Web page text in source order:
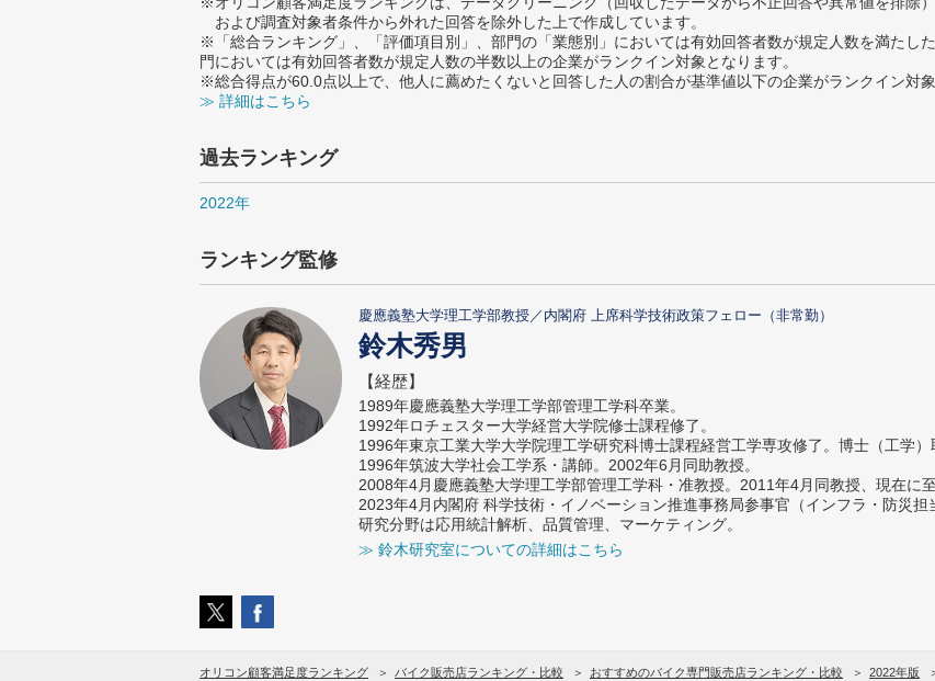
および調査対象者条件から外れた回答を除外した上で作成しています。
※「総合ランキング」、「評価項目別」、部門の「業態別」においては有効回答者数が規定人数を満たし
門においては有効回答者数が規定人数の半数以上の企業がランクイン対象となります。
※総合得点が60.0点以上で、他人に薦めたくないと回答した人の割合が基準値以下の企業がランクイン対象
≫ 詳細はこちら
過去ランキング
2022年
ランキング監修
慶應義塾大学理工学部教授／内閣府 上席科学技術政策フェロー（非常勤）
鈴木秀男
【経歴】
1989年慶應義塾大学理工学部管理工学科卒業。
1992年ロチェスター大学経営大学院修士課程修了。
1996年東京工業大学大学院理工学研究科博士課程経営工学専攻修了。博士（工学）
1996年筑波大学社会工学系・講師。2002年6月同助教授。
2008年4月慶應義塾大学理工学部管理工学科・准教授。2011年4月同教授、現在に至
2023年4月内閣府 科学技術・イノベーション推進事務局参事官（インフラ・防災担
研究分野は応用統計解析、品質管理、マーケティング。
≫ 鈴木研究室についての詳細はこちら
オリコン顧客満足度ランキング バイク販売店ランキング・比較 おすすめのバイク専門販売店ランキング・比較 2022年版